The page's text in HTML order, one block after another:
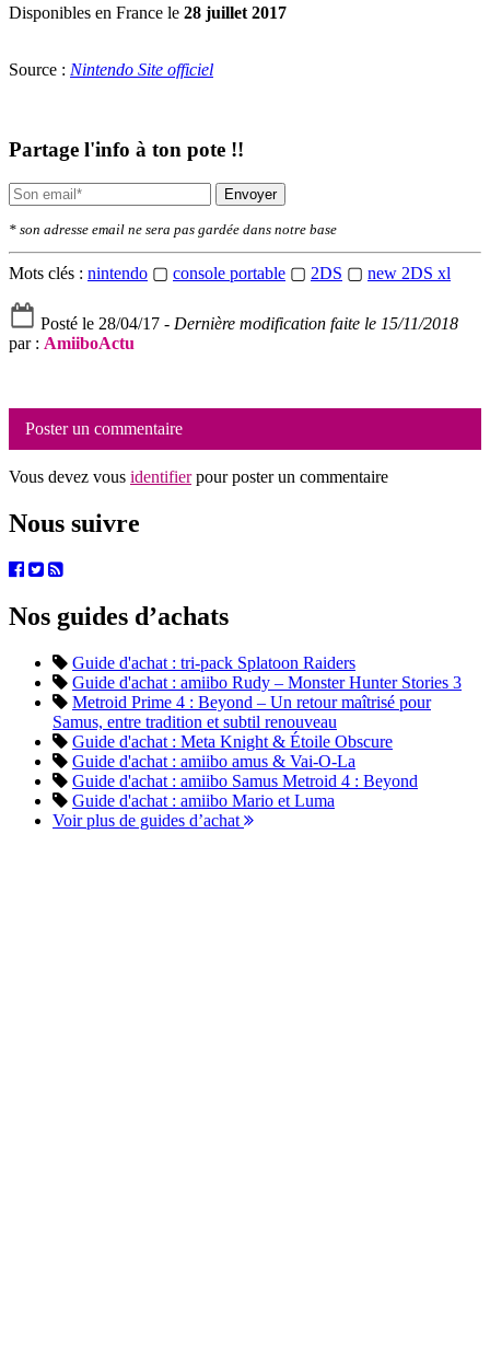
Disponibles en France le 28 juillet 2017
Source : Nintendo Site officiel
Partage l'info à ton pote !!
Envoyer
* son adresse email ne sera pas gardée dans notre base
Mots clés : nintendo ▢ console portable ▢ 2DS ▢ new 2DS xl
Posté le 28/04/17 - Dernière modification faite le 15/11/2018
par : AmiiboActu
Poster un commentaire
Vous devez vous identifierpour poster un commentaire
Nous suivre
Nos guides d’achats
Guide d'achat : tri-pack Splatoon Raiders
Guide d'achat : amiibo Rudy – Monster Hunter Stories 3
Metroid Prime 4 : Beyond – Un retour maîtrisé pour
Samus, entre tradition et subtil renouveau
Guide d'achat : Meta Knight & Étoile Obscure
Guide d'achat : amiibo amus & Vai-O-La
Guide d'achat : amiibo Samus Metroid 4 : Beyond
Guide d'achat : amiibo Mario et Luma
Voir plus de guides d’achat